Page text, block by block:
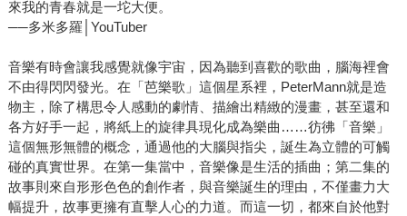
來我的青春就是一坨大便。
──多米多羅│YouTuber
音樂有時會讓我感覺就像宇宙，因為聽到喜歡的歌曲，腦海裡會
不由得閃閃發光。在「芭樂歌」這個星系裡，PeterMann就是造
物主，除了構思令人感動的劇情、描繪出精緻的漫畫，甚至還和
各方好手一起，將紙上的旋律具現化成為樂曲……彷彿「音樂」
這個無形無體的概念，通過他的大腦與指尖，誕生為立體的可觸
碰的真實世界。在第一集當中，音樂像是生活的插曲；第二集的
故事則來自形形色色的創作者，與音樂誕生的理由，不僅畫力大
幅提升，故事更擁有直擊人心的力道。而這一切，都來自於他對